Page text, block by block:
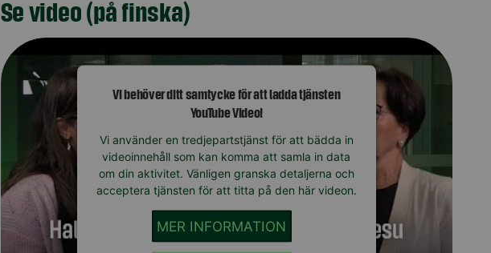
Se video (på finska)
Vi behöver ditt samtycke för att ladda tjänsten
YouTube Video!
Vi använder en tredjepartstjänst för att bädda in
videoinnehåll som kan komma att samla in data
om din aktivitet. Vänligen granska detaljerna och
acceptera tjänsten för att titta på den här videon.
MER INFORMATION